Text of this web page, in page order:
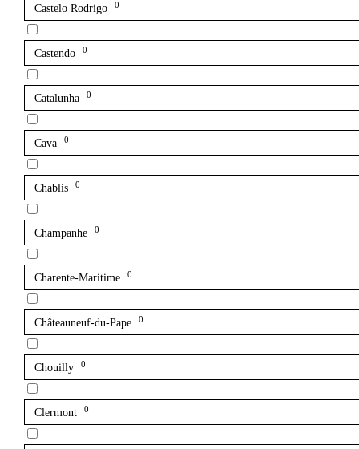
Castelo Rodrigo 0
Castendo 0
Catalunha 0
Cava 0
Chablis 0
Champanhe 0
Charente-Maritime 0
Châteauneuf-du-Pape 0
Chouilly 0
Clermont 0